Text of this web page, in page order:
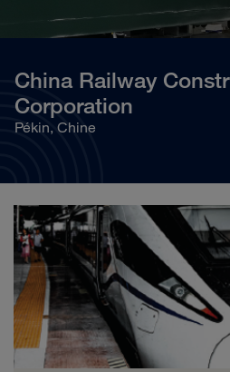
China Railway
Corporation
Pékin, Chine